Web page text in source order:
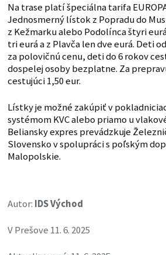
Na trase platí špeciálna tarifa
Jednosmerný lístok z Popradu do
z Kežmarku alebo Podolínca štyri
tri eurá a z Plavča len dve eurá. Deti
za polovičnú cenu, deti do 6 rokov
dospelej osoby bezplatne. Za
cestujúci 1,50 eur.
Lístky je možné zakúpiť v
systémom KVC alebo priamo u
Beliansky expres prevádzkuje
Slovensko v spolupráci s poľským
Malopolskie.
Autor: IDS Východ
V Prešove 11. 6. 2025